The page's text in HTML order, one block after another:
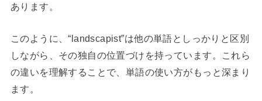
あります。
このように、“landscapist”は他の単語としっかりと区別
しながら、その独自の位置づけを持っています。これら
の違いを理解することで、単語の使い方がもっと深まり
ます。